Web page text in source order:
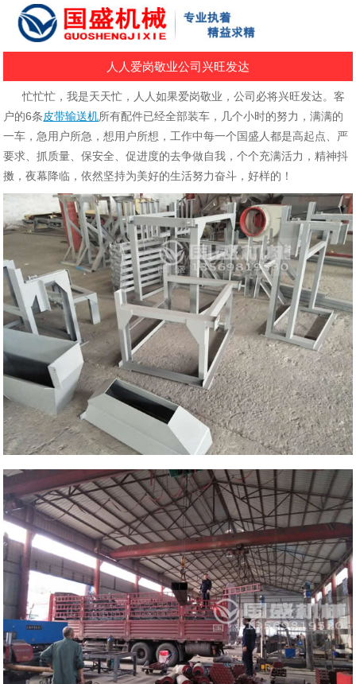
人人爱岗敬业公司兴旺发达
忙忙忙，我是天天忙，人人如果爱岗敬业，公司必将兴旺发达。客
户的6条皮带输送机所有配件已经全部装车，几个小时的努力，满满的
一车，急用户所急，想用户所想，工作中每一个国盛人都是高起点、严
要求、抓质量、保安全、促进度的去争做自我，个个充满活力，精神抖
擞，夜幕降临，依然坚持为美好的生活努力奋斗，好样的！